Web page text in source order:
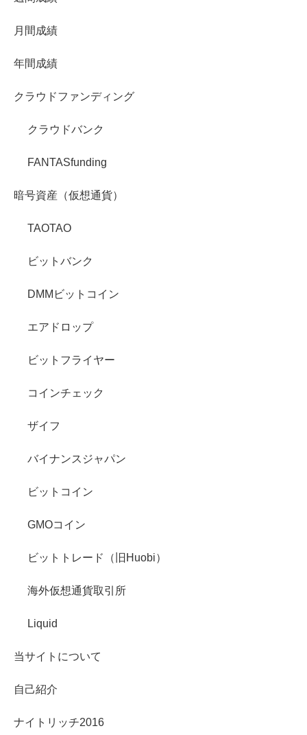
月間成績
年間成績
クラウドファンディング
クラウドバンク
FANTASfunding
暗号資産（仮想通貨）
TAOTAO
ビットバンク
DMMビットコイン
エアドロップ
ビットフライヤー
コインチェック
ザイフ
バイナンスジャパン
ビットコイン
GMOコイン
ビットトレード（旧Huobi）
海外仮想通貨取引所
Liquid
当サイトについて
自己紹介
ナイトリッチ2016